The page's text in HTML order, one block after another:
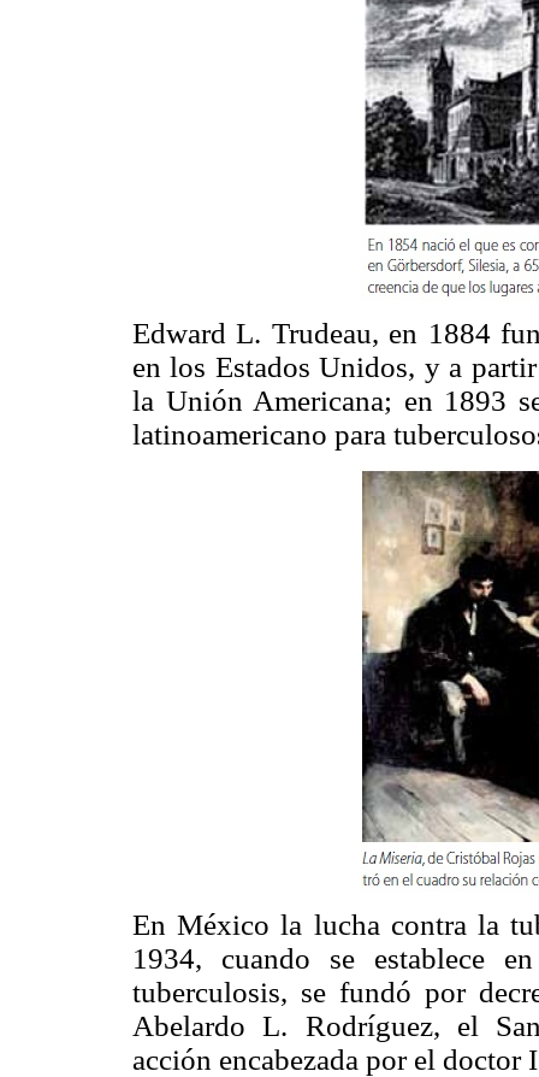
Edward L. Trudeau, en 1884
en los Estados Unidos, y a
la Unión Americana; en 1893
latinoamericano para
En México la lucha contra la
1934, cuando se establece
tuberculosis, se fundó por
Abelardo L. Rodríguez, el
acción encabezada por el doctor